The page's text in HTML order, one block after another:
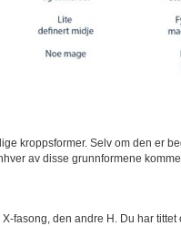
kroppsformer. Selv om den er
av disse grunnformene
fasong, den andre H. Du har